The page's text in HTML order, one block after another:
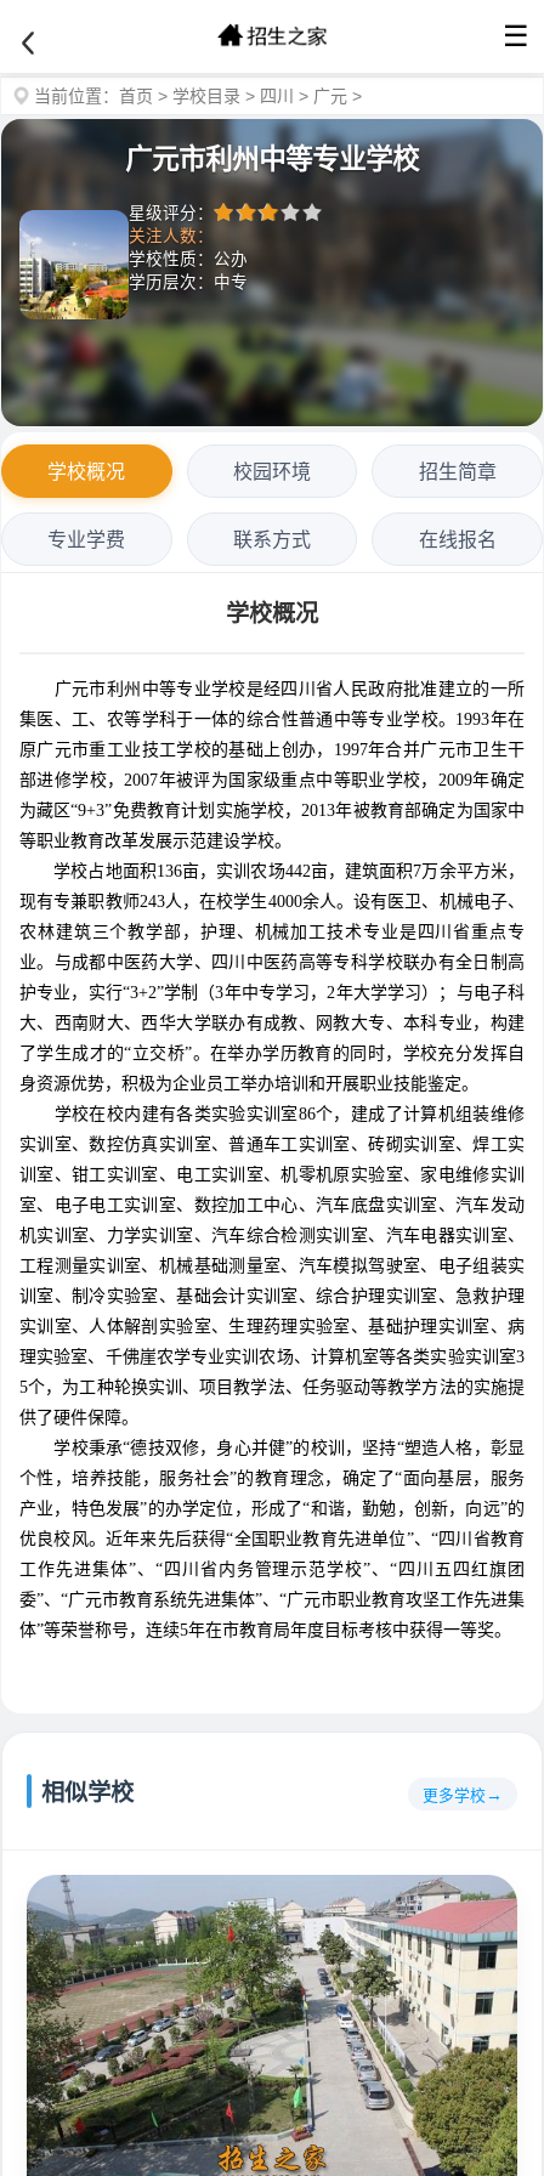
☰
当前位置： 首页 > 学校目录 > 四川 > 广元 >
广元市利州中等专业学校
星级评分：
关注人数：
学校性质：公办
学历层次：中专
学校概况 校园环境 招生简章
专业学费 联系方式 在线报名
学校概况
广元市利州中等专业学校是经四川省人民政府批准建立的一所
集医、工、农等学科于一体的综合性普通中等专业学校。1993年在
原广元市重工业技工学校的基础上创办，1997年合并广元市卫生干
部进修学校，2007年被评为国家级重点中等职业学校，2009年确定
为藏区“9+3”免费教育计划实施学校，2013年被教育部确定为国家中
等职业教育改革发展示范建设学校。
学校占地面积136亩，实训农场442亩，建筑面积7万余平方米，
现有专兼职教师243人，在校学生4000余人。设有医卫、机械电子、
农林建筑三个教学部，护理、机械加工技术专业是四川省重点专
业。与成都中医药大学、四川中医药高等专科学校联办有全日制高
护专业，实行“3+2”学制（3年中专学习，2年大学学习）；与电子科
大、西南财大、西华大学联办有成教、网教大专、本科专业，构建
了学生成才的“立交桥”。在举办学历教育的同时，学校充分发挥自
身资源优势，积极为企业员工举办培训和开展职业技能鉴定。
学校在校内建有各类实验实训室86个，建成了计算机组装维修
实训室、数控仿真实训室、普通车工实训室、砖砌实训室、焊工实
训室、钳工实训室、电工实训室、机零机原实验室、家电维修实训
室、电子电工实训室、数控加工中心、汽车底盘实训室、汽车发动
机实训室、力学实训室、汽车综合检测实训室、汽车电器实训室、
工程测量实训室、机械基础测量室、汽车模拟驾驶室、电子组装实
训室、制冷实验室、基础会计实训室、综合护理实训室、急救护理
实训室、人体解剖实验室、生理药理实验室、基础护理实训室、病
理实验室、千佛崖农学专业实训农场、计算机室等各类实验实训室3
5个，为工种轮换实训、项目教学法、任务驱动等教学方法的实施提
供了硬件保障。
学校秉承“德技双修，身心并健”的校训，坚持“塑造人格，彰显
个性，培养技能，服务社会”的教育理念，确定了“面向基层，服务
产业，特色发展”的办学定位，形成了“和谐，勤勉，创新，向远”的
优良校风。近年来先后获得“全国职业教育先进单位”、“四川省教育
工作先进集体”、“四川省内务管理示范学校”、“四川五四红旗团
委”、“广元市教育系统先进集体”、“广元市职业教育攻坚工作先进集
体”等荣誉称号，连续5年在市教育局年度目标考核中获得一等奖。
相似学校 更多学校